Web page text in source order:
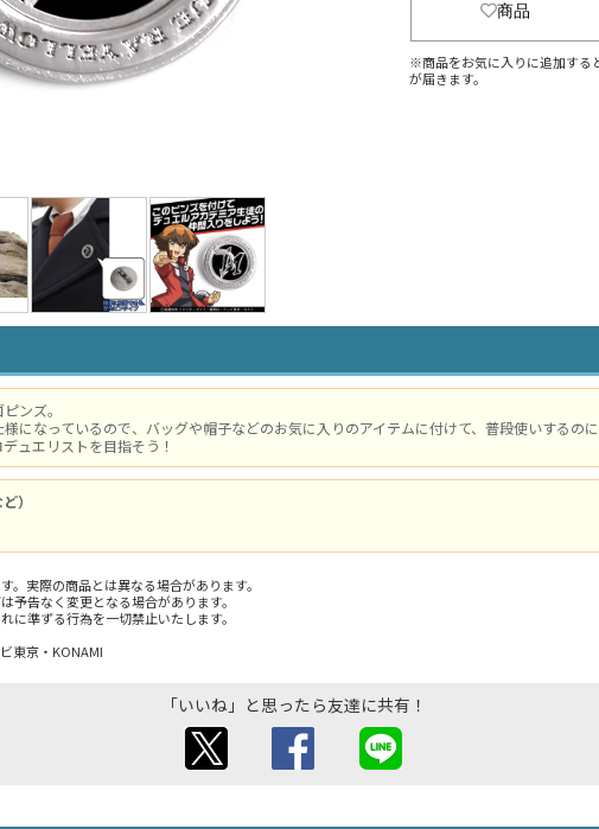
商品
※商品をお気に入りに追加する
が届きます。
ンズ。
になっているので、バッグや帽子などのお気に入りのアイテムに付けて、普段使いするのに
ュエリストを目指そう！
）
。実際の商品とは異なる場合があります。
予告なく変更となる場合があります。
に準ずる行為を一切禁止いたします。
東京・KONAMI
「いいね」と思ったら友達に共有！